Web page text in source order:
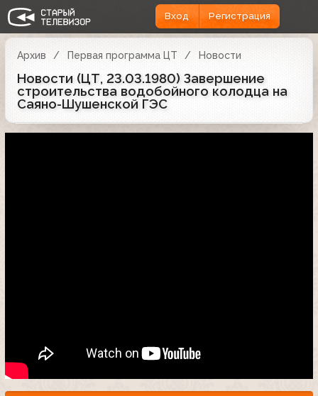
Вход Регистрация
Архив Первая программа ЦТ Новости
Новости (ЦТ, 23.03.1980) Завершение
строительства водобойного колодца на
Саяно-Шушенской ГЭС